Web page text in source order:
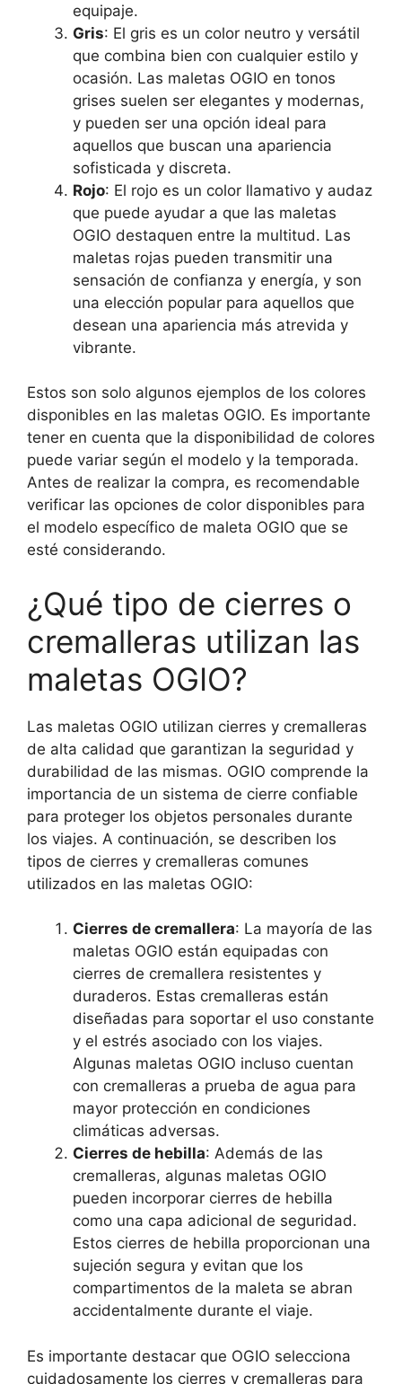
equipaje.
Gris: El gris es un color neutro y versátil
que combina bien con cualquier estilo y
ocasión. Las maletas OGIO en tonos
grises suelen ser elegantes y modernas,
y pueden ser una opción ideal para
aquellos que buscan una apariencia
sofisticada y discreta.
Rojo: El rojo es un color llamativo y audaz
que puede ayudar a que las maletas
OGIO destaquen entre la multitud. Las
maletas rojas pueden transmitir una
sensación de confianza y energía, y son
una elección popular para aquellos que
desean una apariencia más atrevida y
vibrante.
Estos son solo algunos ejemplos de los colores
disponibles en las maletas OGIO. Es importante
tener en cuenta que la disponibilidad de colores
puede variar según el modelo y la temporada.
Antes de realizar la compra, es recomendable
verificar las opciones de color disponibles para
el modelo específico de maleta OGIO que se
esté considerando.
¿Qué tipo de cierres o
cremalleras utilizan las
maletas OGIO?
Las maletas OGIO utilizan cierres y cremalleras
de alta calidad que garantizan la seguridad y
durabilidad de las mismas. OGIO comprende la
importancia de un sistema de cierre confiable
para proteger los objetos personales durante
los viajes. A continuación, se describen los
tipos de cierres y cremalleras comunes
utilizados en las maletas OGIO:
Cierres de cremallera: La mayoría de las
maletas OGIO están equipadas con
cierres de cremallera resistentes y
duraderos. Estas cremalleras están
diseñadas para soportar el uso constante
y el estrés asociado con los viajes.
Algunas maletas OGIO incluso cuentan
con cremalleras a prueba de agua para
mayor protección en condiciones
climáticas adversas.
Cierres de hebilla: Además de las
cremalleras, algunas maletas OGIO
pueden incorporar cierres de hebilla
como una capa adicional de seguridad.
Estos cierres de hebilla proporcionan una
sujeción segura y evitan que los
compartimentos de la maleta se abran
accidentalmente durante el viaje.
Es importante destacar que OGIO selecciona
cuidadosamente los cierres y cremalleras para